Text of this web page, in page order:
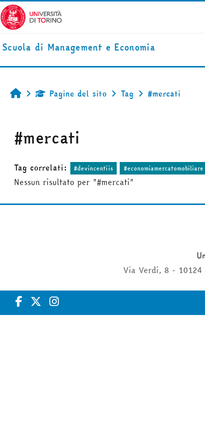
Vai al contenuto principale
Scuola di Management e Economia
HomePagine del sito Tag #mercati
#mercati
Tag correlati: #devincentiis #economiamercatomobiliare
Nessun risultato per "#mercati"
Via Verdi, 8 -